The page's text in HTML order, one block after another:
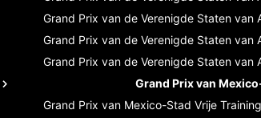
Grand Prix van de Verenigde Staten van
Grand Prix van de Verenigde Staten van
Grand Prix van de Verenigde Staten van
Grand Prix van
Grand Prix van Mexico-Stad Vrije